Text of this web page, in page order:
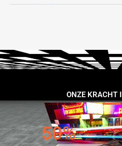
ONZE KRACHT
50%